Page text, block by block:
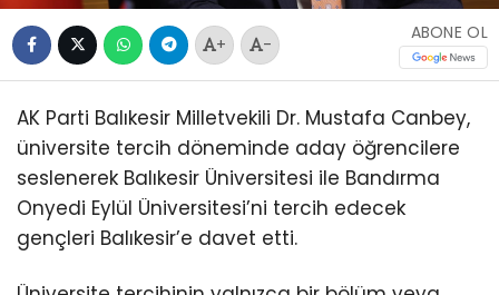
+ -
ABONE OL
AK Parti Balıkesir Milletvekili Dr. Mustafa Canbey,
üniversite tercih döneminde aday öğrencilere
seslenerek Balıkesir Üniversitesi ile Bandırma
Onyedi Eylül Üniversitesi’ni tercih edecek
gençleri Balıkesir’e davet etti.